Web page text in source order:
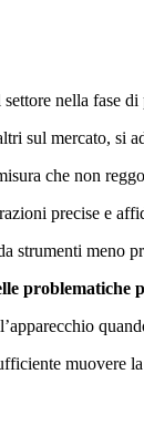
nella fase
sul mercato, si
che non
precise e
strumenti meno
problematiche
muovere